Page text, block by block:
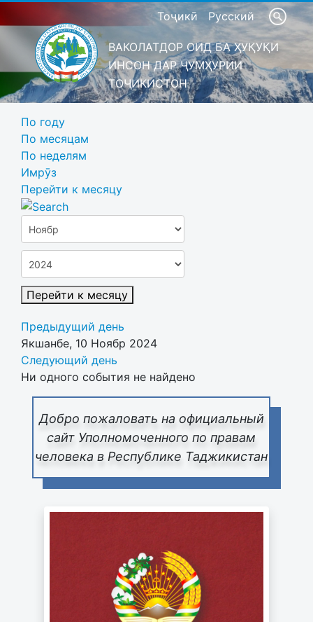
Тоҷикӣ Русский
ВАКОЛАТДОР ОИД БА ҲУҚУҚИ
ИНСОН ДАР ҶУМҲУРИИ
ТОҶИКИСТОН
Добро пожаловать на официальный
сайт Уполномоченного по правам
человека в Республике Таджикистан
По году
По месяцам
По неделям
Имрӯз
Перейти к месяцу
Перейти к месяцу
Предыдущий день
Якшанбе, 10 Ноябр 2024
Следующий день
Ни одного события не найдено